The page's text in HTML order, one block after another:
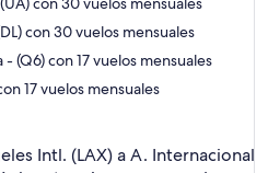
con 30 vuelos mensuales
- (Q6) con 17 vuelos mensuales
17 vuelos mensuales
Intl. (LAX) a A. Internacional